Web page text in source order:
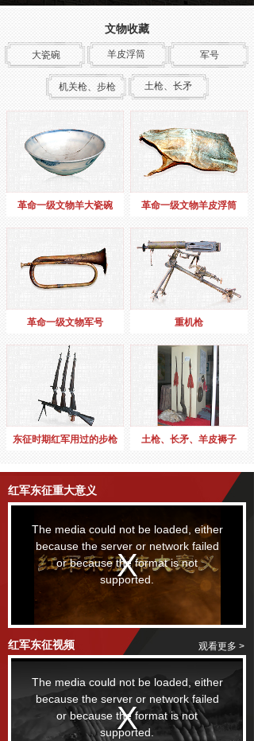
羊皮浮筒 军号
机关枪、步枪 土枪、长矛
革命一级文物羊大瓷碗 革命一级文物羊皮浮筒
革命一级文物军号 重机枪
东征时期红军用过的步枪 土枪、长矛、羊皮褥子
大瓷碗
文物收藏
观看更多 >
红军东征视频
红军东征重大意义